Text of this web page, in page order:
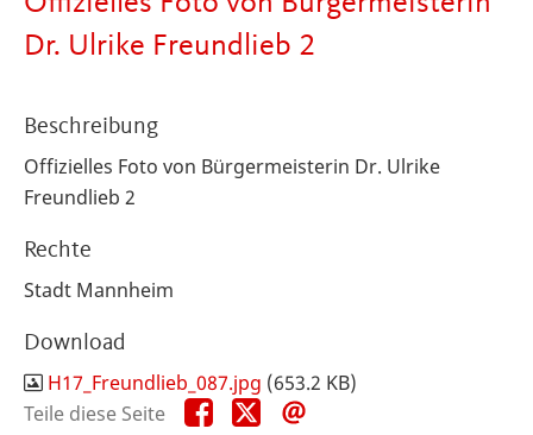
Dr. Ulrike Freundlieb 2
Beschreibung
Offizielles Foto von Bürgermeisterin Dr. Ulrike
Freundlieb 2
Rechte
Stadt Mannheim
Download
H17_Freundlieb_087.jpg (653.2 KB)
Teile diese Seite
Teile
diese
Teile
diese